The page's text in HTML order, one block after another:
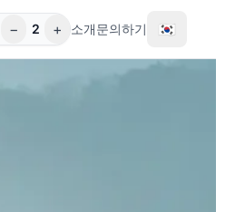
− 2 + 소개문의하기 🇰🇷